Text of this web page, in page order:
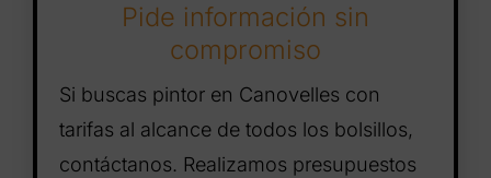
Pide información sin
compromiso
Si buscas pintor en Canovelles con
tarifas al alcance de todos los bolsillos,
contáctanos. Realizamos presupuestos